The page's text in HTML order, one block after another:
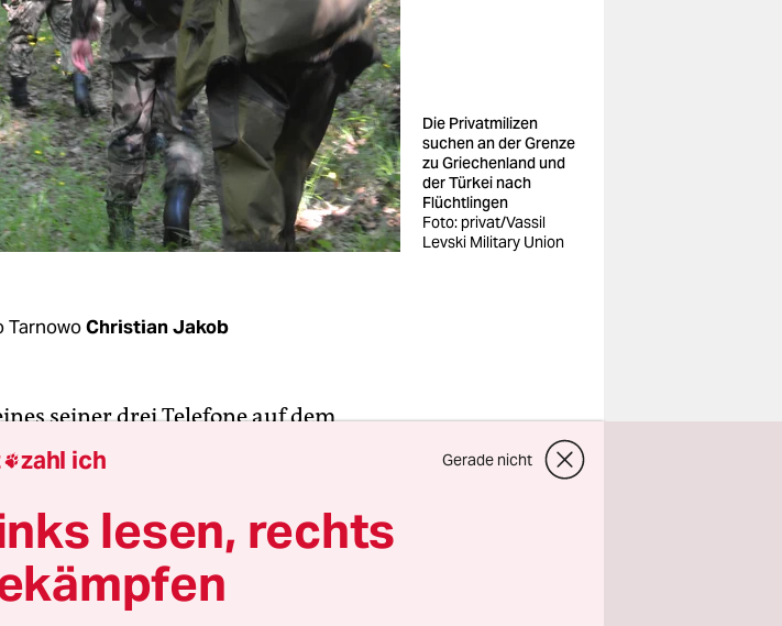
Die Privatmilizen
suchen an der Grenze
zu Griechenland und
der Türkei nach
Flüchtlingen
Foto: privat/Vassil
Levski Military Union
TarnowoChristian Jakob
seiner drei Telefone auf dem
legt den Kopf zurück, der Blick
sich. Dann legt er auf. „Wieder
in der Normandie eine Kirche
Zwei Attentäter, die Polizei hat sie
zahl ich Gerade nicht
lesen, rechts